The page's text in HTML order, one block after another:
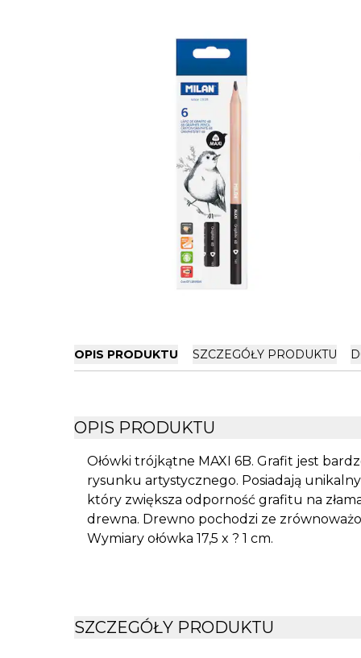
OPIS PRODUKTU SZCZEGÓŁY PRODUKTU
OPIS PRODUKTU
Ołówki trójkątne MAXI 6B. Grafit jest
rysunku artystycznego. Posiadają
który zwiększa odporność grafitu na
drewna. Drewno pochodzi ze
Wymiary ołówka 17,5 x ? 1 cm.
SZCZEGÓŁY PRODUKTU